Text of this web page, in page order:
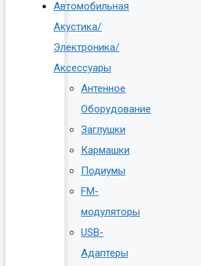
Автомобильная
Акустика/
Электроника/
Аксессуары
Антенное
Оборудование
Заглушки
Кармашки
Подиумы
FM-
модуляторы
USB-
Адаптеры